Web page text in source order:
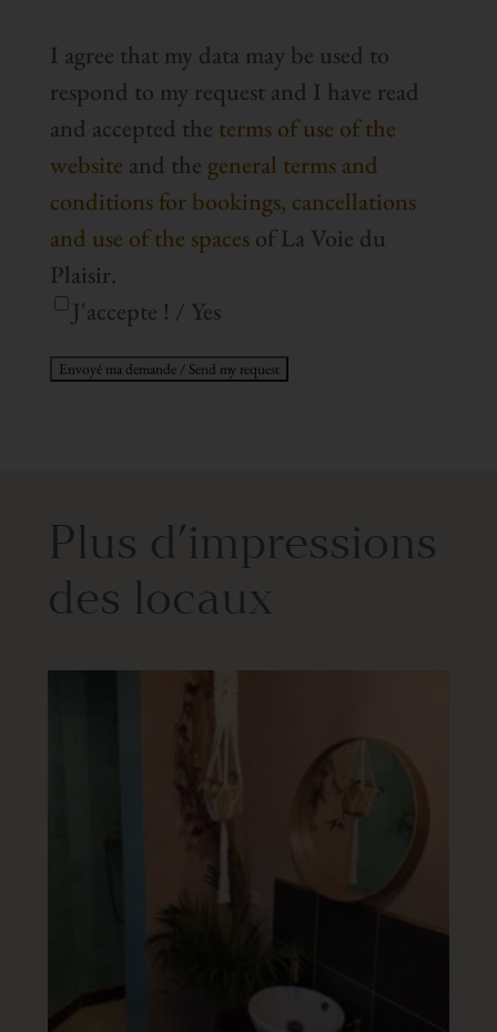
I agree that my data may be used to
respond to my request and I have read
and accepted the terms of use of the
website and the general terms and
conditions for bookings, cancellations
and use of the spacesof La Voie du
Plaisir.
J'accepte ! / Yes
Plus d’impressions
des locaux